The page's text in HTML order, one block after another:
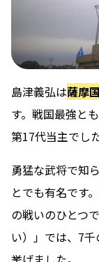
島津義弘は薩摩
す。戦国最強と
第17代当主でした
勇猛な武将で知
とでも有名です
の戦いのひとつ
い）」では、7